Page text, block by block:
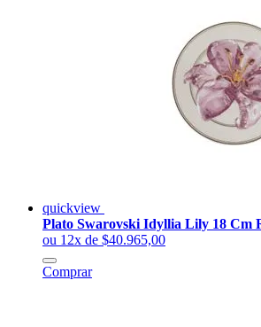
quickview
Plato Swarovski Idyllia Lily 18 Cm
ou 12x de $40.965,00
Comprar